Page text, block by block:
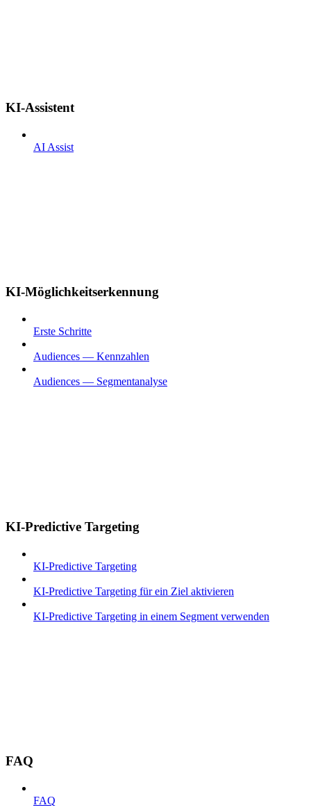
KI-Assistent
AI Assist
KI-Möglichkeitserkennung
Erste Schritte
Audiences — Kennzahlen
Audiences — Segmentanalyse
KI-Predictive Targeting
KI-Predictive Targeting
KI-Predictive Targeting für ein Ziel aktivieren
KI-Predictive Targeting in einem Segment verwenden
FAQ
FAQ